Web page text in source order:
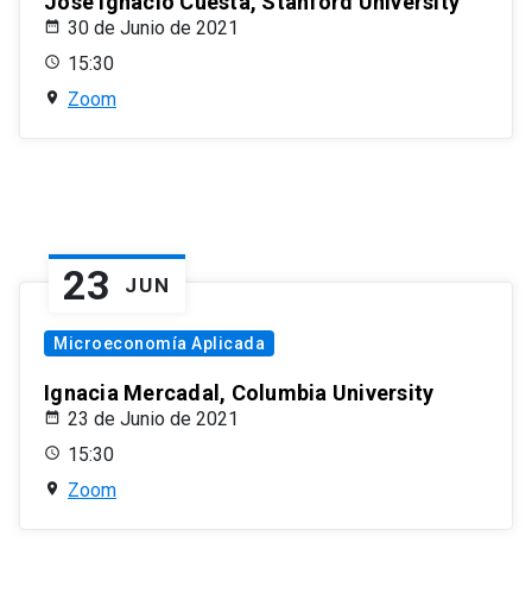
30 de Junio de 2021
15:30
Zoom
23 JUN
Microeconomía Aplicada
Ignacia Mercadal, Columbia University
23 de Junio de 2021
15:30
Zoom